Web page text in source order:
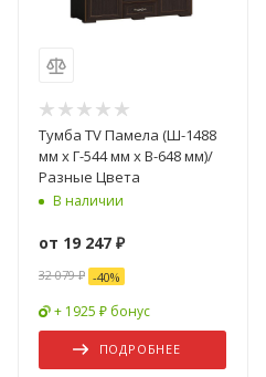
Тумба TV Памела (Ш-1488
мм x Г-544 мм х В-648 мм)/
Разные Цвета
В наличии
от 19 247 ₽
32 079 ₽ -40%
+ 1925 ₽ бонус
ПОДРОБНЕЕ